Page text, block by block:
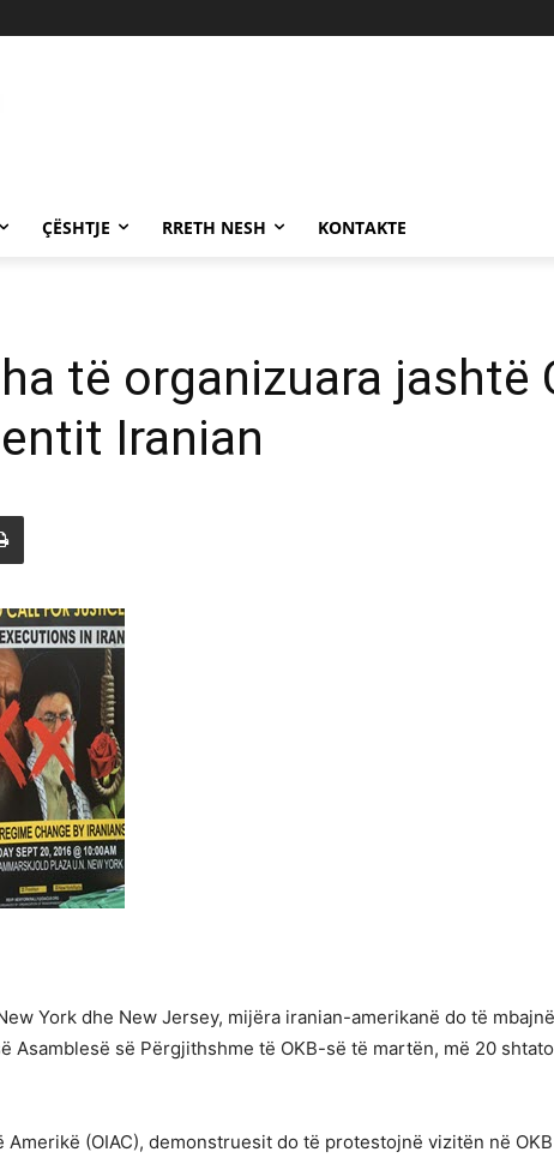
ÇËSHTJE RRETH NESH KONTAKTE
të organizuara jashtë
Iranian
York dhe New Jersey, mijëra iranian-amerikanë do të
Asamblesë së Përgjithshme të OKB-së të martën, më 20
Amerikë (OIAC), demonstruesit do të protestojnë vizitën në